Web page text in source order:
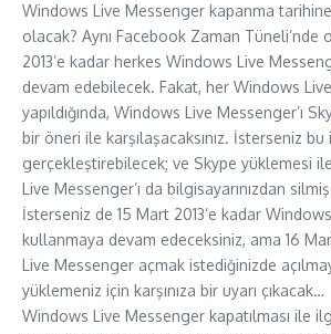
Windows Live Messenger kapanma
olacak? Aynı Facebook Zaman Tüneli’nde
2013’e kadar herkes Windows Live
devam edebilecek. Fakat, her Windows Live
yapıldığında, Windows Live Messenger’ı
bir öneri ile karşılaşacaksınız. İsterseniz
gerçekleştirebilecek; ve Skype yüklemesi
Live Messenger’ı da bilgisayarınızdan
İsterseniz de 15 Mart 2013’e kadar
kullanmaya devam edeceksiniz, ama 16
Live Messenger açmak istediğinizde
yüklemeniz için karşınıza bir uyarı çıkacak…
Windows Live Messenger kapatılması ile